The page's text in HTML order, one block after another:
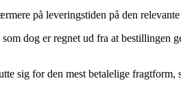
på leveringstiden på den relevante
dog er regnet ud fra at bestillingen
sig for den mest betalelige fragtform,